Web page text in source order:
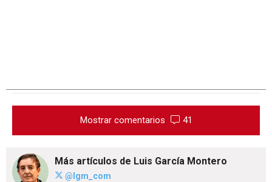
Mostrar comentarios 41
Más artículos de Luis García Montero
@lgm_com